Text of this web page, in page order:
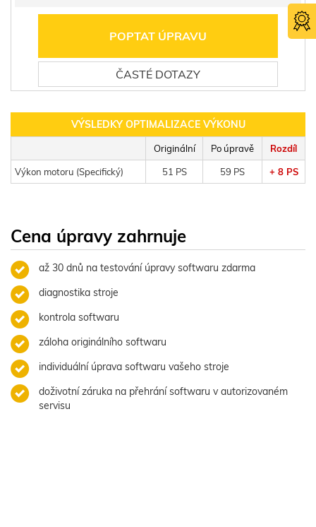
POPTAT ÚPRAVU
ČASTÉ DOTAZY
VÝSLEDKY OPTIMALIZACE VÝKONU
Originální Po úpravě Rozdíl
Výkon motoru (Specifický) 51 PS 59 PS + 8 PS
Cena úpravy zahrnuje
až 30 dnů na testování úpravy softwaru zdarma
diagnostika stroje
kontrola softwaru
záloha originálního softwaru
individuální úprava softwaru vašeho stroje
doživotní záruka na přehrání softwaru v autorizovaném
servisu